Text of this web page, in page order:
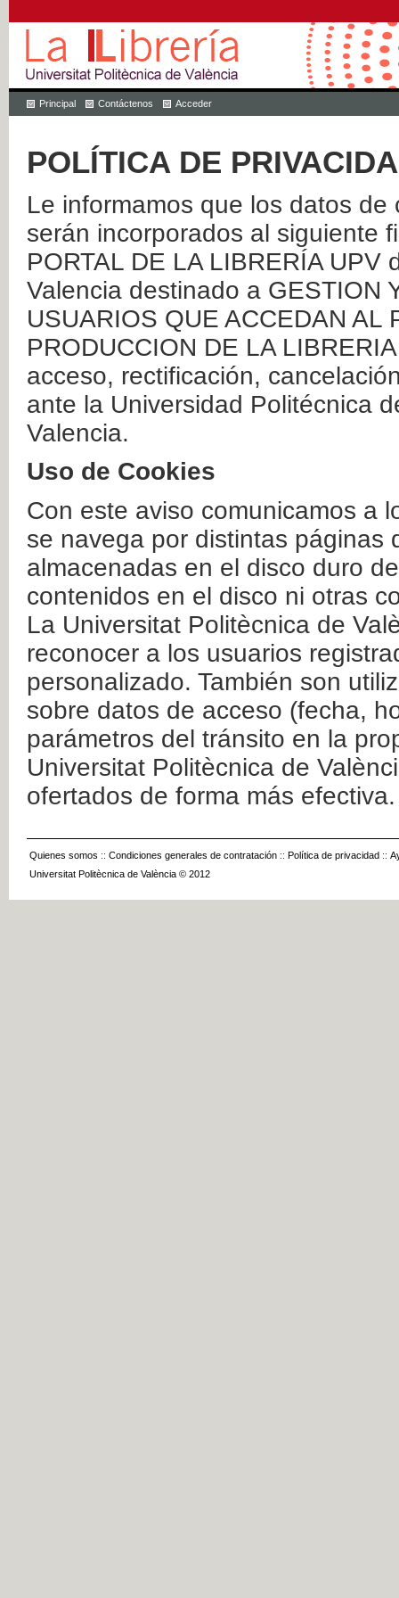
Principal Contáctenos Acceder
POLÍTICA DE
Le informamos que los datos
serán incorporados al siguiente
PORTAL DE LA LIBRERÍA
Valencia destinado a GESTION
USUARIOS QUE ACCEDAN AL
PRODUCCION DE LA
acceso, rectificación,
ante la Universidad Politécnica
Valencia.
Uso de Cookies
Con este aviso comunicamos a
se navega por distintas páginas
almacenadas en el disco duro
contenidos en el disco ni otras
La Universitat Politècnica de
reconocer a los usuarios
personalizado. También son
sobre datos de acceso (fecha,
parámetros del tránsito en la
Universitat Politècnica de
ofertados de forma más efectiva.
Quienes somos :: Condiciones generales de contratación :: Política de privacidad ::
Universitat Politècnica de València © 2012